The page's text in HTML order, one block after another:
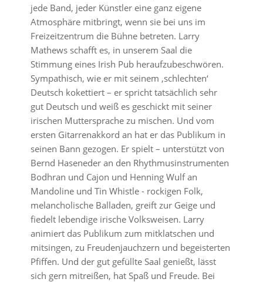
jede Band, jeder Künstler eine ganz eigene
Atmosphäre mitbringt, wenn sie bei uns im
Freizeitzentrum die Bühne betreten. Larry
Mathews schafft es, in unserem Saal die
Stimmung eines Irish Pub heraufzubeschwören.
Sympathisch, wie er mit seinem ‚schlechten‘
Deutsch kokettiert – er spricht tatsächlich sehr
gut Deutsch und weiß es geschickt mit seiner
irischen Muttersprache zu mischen. Und vom
ersten Gitarrenakkord an hat er das Publikum in
seinen Bann gezogen. Er spielt – unterstützt von
Bernd Haseneder an den Rhythmusinstrumenten
Bodhran und Cajon und Henning Wulf an
Mandoline und Tin Whistle - rockigen Folk,
melancholische Balladen, greift zur Geige und
fiedelt lebendige irische Volksweisen. Larry
animiert das Publikum zum mitklatschen und
mitsingen, zu Freudenjauchzern und begeisterten
Pfiffen. Und der gut gefüllte Saal genießt, lässt
sich gern mitreißen, hat Spaß und Freude. Bei